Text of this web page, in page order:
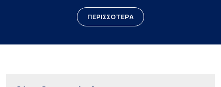
ΠΕΡΙΣΣΟΤΕΡΑ